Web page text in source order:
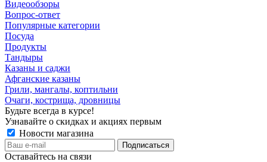
Видеообзоры
Вопрос-ответ
Популярные категории
Посуда
Продукты
Тандыры
Казаны и саджи
Афганские казаны
Грили, мангалы, коптильни
Очаги, кострища, дровницы
Будьте всегда в курсе!
Узнавайте о скидках и акциях первым
Новости магазина
Оставайтесь на связи